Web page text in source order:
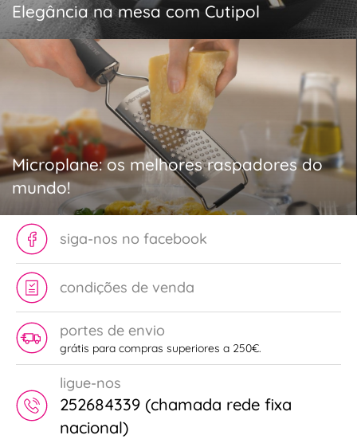
Elegância na mesa com Cutipol
Microplane: os melhores raspadores do
mundo!
siga-nos no facebook
condições de venda
portes de envio
grátis para compras superiores a 250€.
ligue-nos
252684339 (chamada rede fixa
nacional)